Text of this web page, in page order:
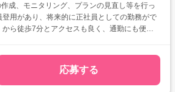
成、モニタリング、プランの見直し等を行っ
用があり、将来的に正社員としての勤務がで
ら徒歩7分とアクセスも良く、通勤にも便利
応募する